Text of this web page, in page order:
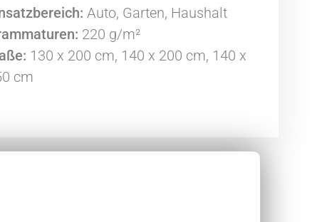
Auto, Garten, Haushalt
220 g/m²
130 x 200 cm, 140 x 200 cm, 140 x
cm